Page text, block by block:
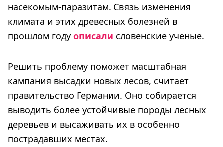
насекомым-паразитам. Связь изменения
климата и этих древесных болезней в
прошлом году описали словенские ученые.
Решить проблему поможет масштабная
кампания высадки новых лесов, считает
правительство Германии. Оно собирается
выводить более устойчивые породы лесных
деревьев и высаживать их в особенно
пострадавших местах.